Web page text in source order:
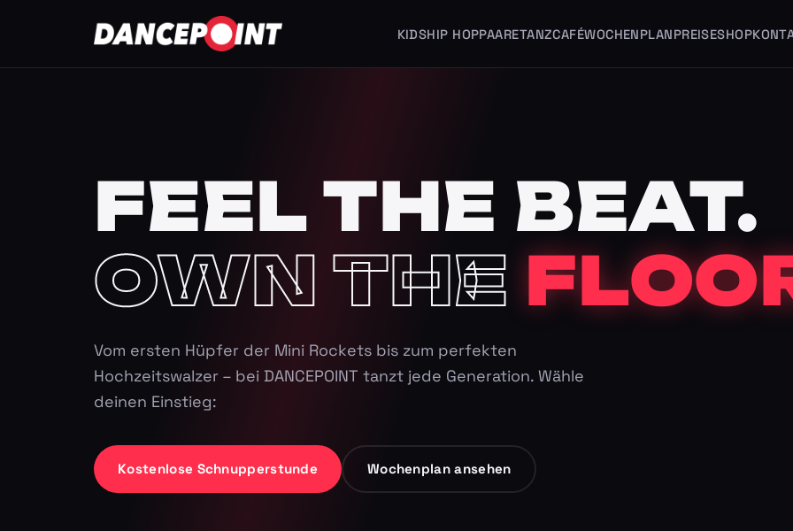
KIDSHIP HOPPAARETANZCAFÉWOCHENPLANPREISESHOP
FEEL THE BEAT.
OWN THE
Vom ersten Hüpfer der Mini Rockets bis zum perfekten
Hochzeitswalzer – bei DANCEPOINT tanzt jede Generation. Wähle
deinen Einstieg:
Kostenlose Schnupperstunde Wochenplan ansehen